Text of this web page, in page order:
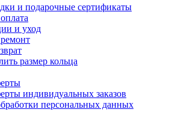
и подарочные сертификаты
и уход
размер кольца
индивидуальных заказов
персональных данных